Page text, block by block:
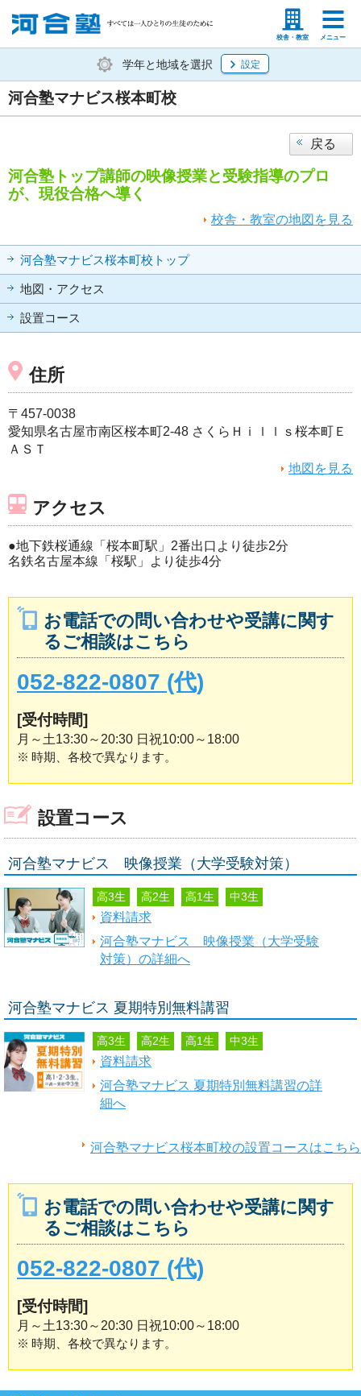
校舎・教室 メニュー
塾生の方 高等学校の先生
学年と地域を選択 設定
河合塾マナビス桜本町校
戻る
河合塾トップ講師の映像授業と受験指導のプロ
が、現役合格へ導く
校舎・教室の地図を見る
河合塾マナビス桜本町校トップ
地図・アクセス
設置コース
住所
〒457-0038
愛知県名古屋市南区桜本町2-48 さくらＨｉｌｌｓ桜本町Ｅ
ＡＳＴ
地図を見る
アクセス
●地下鉄桜通線「桜本町駅」2番出口より徒歩2分
名鉄名古屋本線「桜駅」より徒歩4分
お電話での問い合わせや受講に関す
るご相談はこちら
052-822-0807 (代)
[受付時間]
月～土13:30～20:30 日祝10:00～18:00
※ 時期、各校で異なります。
設置コース
河合塾マナビス桜本町校の設置コースはこちら
河合塾マナビス 映像授業（大学受験対策）
高3生 高2生 高1生 中3生
資料請求
河合塾マナビス 映像授業（大学受験
対策）の詳細へ
河合塾マナビス 夏期特別無料講習
高3生 高2生 高1生 中3生
資料請求
河合塾マナビス 夏期特別無料講習の詳
細へ
お電話での問い合わせや受講に関す
るご相談はこちら
052-822-0807 (代)
[受付時間]
月～土13:30～20:30 日祝10:00～18:00
※ 時期、各校で異なります。